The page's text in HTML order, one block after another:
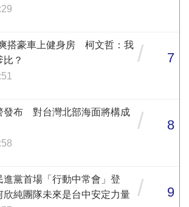
搭豪車上健身房 柯文哲：我
？
/ 7
發布 對台灣北部海面將構成
/ 8
黨首場「行動中常會」登
純團隊未來是台中安定力量
/ 9